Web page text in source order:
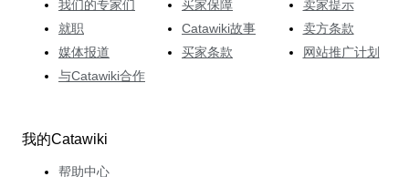
我们的专家们
就职
媒体报道
与Catawiki合作
买家保障
Catawiki故事
买家条款
卖家提示
卖方条款
网站推广计划
我的Catawiki
帮助中心